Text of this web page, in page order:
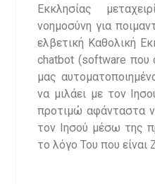
Εκκλησίας
νοημοσύνη για
ελβετική Καθολική
chatbot (software που
μας
να μιλάει με τον
προτιμώ αφάνταστα
τον Ιησού μέσω της
το λόγο Του που είναι